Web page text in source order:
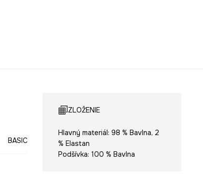
BASIC
ZLOŽENIE
Hlavný materiál: 98 % Bavlna, 2
% Elastan
Podšívka: 100 % Bavlna